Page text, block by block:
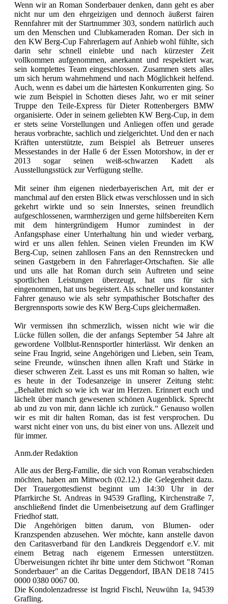
Wenn wir an Roman Sonderbauer denken, dann geht es aber
nicht nur um den ehrgeizigen und dennoch äußerst fairen
Rennfahrer mit der Startnummer 303, sondern natürlich auch
um den Menschen und Clubkameraden Roman. Der sich in
den KW Berg-Cup Fahrerlagern auf Anhieb wohl fühlte, sich
darin sehr schnell einlebte und nach kürzester Zeit
vollkommen aufgenommen, anerkannt und respektiert war,
sein komplettes Team eingeschlossen. Zusammen stets alles
um sich herum wahrnehmend und nach Möglichkeit helfend.
Auch, wenn es dabei um die härtesten Konkurrenten ging. So
wie zum Beispiel in Schotten dieses Jahr, wo er mit seiner
Truppe den Teile-Express für Dieter Rottenbergers BMW
organisierte. Oder in seinem geliebten KW Berg-Cup, in dem
er stets seine Vorstellungen und Anliegen offen und gerade
heraus vorbrachte, sachlich und zielgerichtet. Und den er nach
Kräften unterstützte, zum Beispiel als Betreuer unseres
Messestandes in der Halle 6 der Essen Motorshow, in der er
2013 sogar seinen weiß-schwarzen Kadett als
Ausstellungsstück zur Verfügung stellte.
Mit seiner ihm eigenen niederbayerischen Art, mit der er
manchmal auf den ersten Blick etwas verschlossen und in sich
gekehrt wirkte und so sein Innerstes, seinen freundlich
aufgeschlossenen, warmherzigen und gerne hilfsbereiten Kern
mit dem hintergründigem Humor zumindest in der
Anfangsphase einer Unterhaltung hin und wieder verbarg,
wird er uns allen fehlen. Seinen vielen Freunden im KW
Berg-Cup, seinen zahllosen Fans an den Rennstrecken und
seinen Gastgebern in den Fahrerlager-Ortschaften. Sie alle
und uns alle hat Roman durch sein Auftreten und seine
sportlichen Leistungen überzeugt, hat uns für sich
eingenommen, hat uns begeistert. Als schneller und konstanter
Fahrer genauso wie als sehr sympathischer Botschafter des
Bergrennsports sowie des KW Berg-Cups gleichermaßen.
Wir vermissen ihn schmerzlich, wissen nicht wie wir die
Lücke füllen sollen, die der anfangs September 54 Jahre alt
gewordene Vollblut-Rennsportler hinterlässt. Wir denken an
seine Frau Ingrid, seine Angehörigen und Lieben, sein Team,
seine Freunde, wünschen ihnen allen Kraft und Stärke in
dieser schweren Zeit. Lasst es uns mit Roman so halten, wie
es heute in der Todesanzeige in unserer Zeitung steht:
„Behaltet mich so wie ich war im Herzen. Erinnert euch und
lächelt über manch gewesenen schönen Augenblick. Sprecht
ab und zu von mir, dann lächle ich zurück.“ Genauso wollen
wir es mit dir halten Roman, das ist fest versprochen. Du
warst nicht einer von uns, du bist einer von uns. Allezeit und
für immer.
Anm.der Redaktion
Alle aus der Berg-Familie, die sich von Roman verabschieden
möchten, haben am Mittwoch (02.12.) die Gelegenheit dazu.
Der Trauergottesdienst beginnt um 14:30 Uhr in der
Pfarrkirche St. Andreas in 94539 Grafling, Kirchenstraße 7,
anschließend findet die Urnenbeisetzung auf dem Graflinger
Friedhof statt.
Die Angehörigen bitten darum, von Blumen- oder
Kranzspenden abzusehen. Wer möchte, kann anstelle davon
den Caritasverband für den Landkreis Deggendorf e.V. mit
einem Betrag nach eigenem Ermessen unterstützen.
Überweisungen richtet ihr bitte unter dem Stichwort "Roman
Sonderbauer" an die Caritas Deggendorf, IBAN DE18 7415
0000 0380 0067 00.
Die Kondolenzadresse ist Ingrid Fischl, Neuwühn 1a, 94539
Grafling.